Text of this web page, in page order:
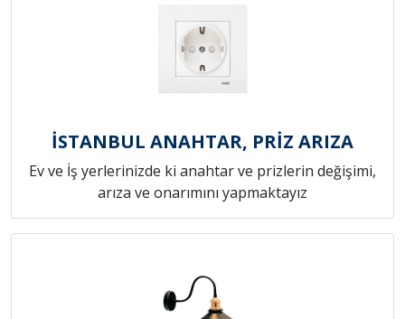
İSTANBUL ANAHTAR, PRİZ ARIZA
Ev ve İş yerlerinizde ki anahtar ve prizlerin değişimi,
arıza ve onarımını yapmaktayız